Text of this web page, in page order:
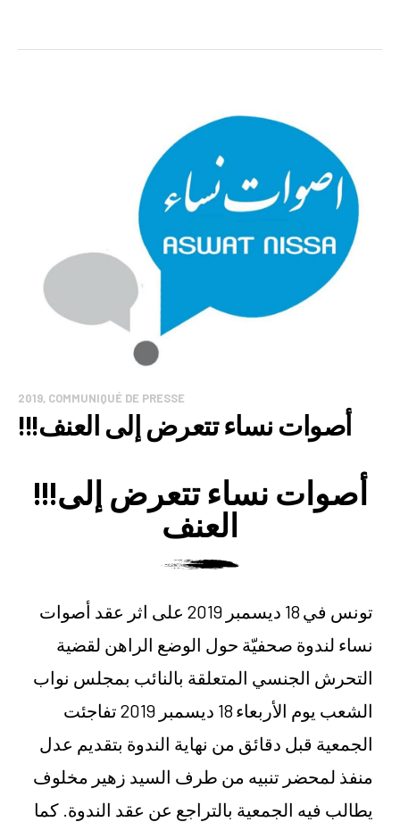
2019, COMMUNIQUÉ DE PRESSE
!!!أصوات نساء تتعرض إلى العنف
!!!أصوات نساء تتعرض إلى
العنف
تونس في 18 ديسمبر 2019 على اثر عقد أصوات
نساء لندوة صحفيّة حول الوضع الراهن لقضية
التحرش الجنسي المتعلقة بالنائب بمجلس نواب
الشعب يوم الأربعاء 18 ديسمبر 2019 تفاجئت
الجمعية قبل دقائق من نهاية الندوة بتقديم عدل
منفذ لمحضر تنبيه من طرف السيد زهير مخلوف
يطالب فيه الجمعية بالتراجع عن عقد الندوة. كما